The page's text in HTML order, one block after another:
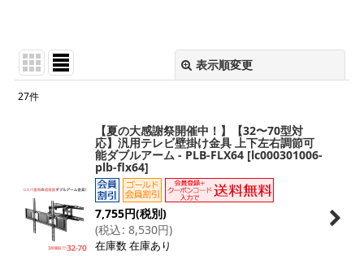
表示順変更
絞り込む
27件
【夏の大感謝祭開催中！】【32〜70型対
応】汎用テレビ壁掛け金具 上下左右調節可
能ダブルアーム - PLB-FLX64 [lc000301006-
plb-flx64]
7,755円(税別)
(税込: 8,530円)
在庫数 在庫あり